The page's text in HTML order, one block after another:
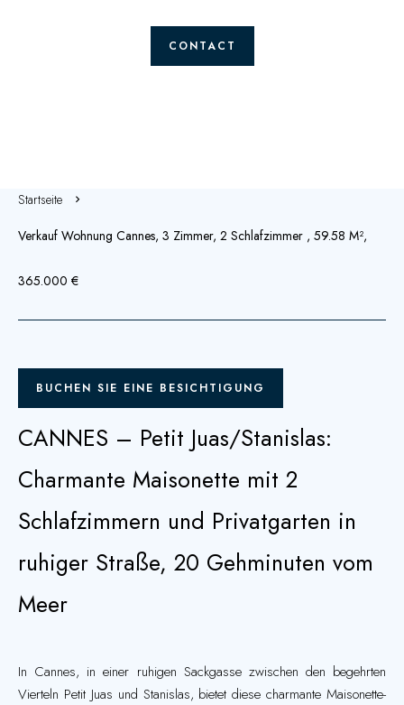
CONTACT
Startseite
Verkauf Wohnung Cannes, 3 Zimmer, 2 Schlafzimmer , 59.58 M²,
365.000 €
BUCHEN SIE EINE BESICHTIGUNG
CANNES – Petit Juas/Stanislas:
Charmante Maisonette mit 2
Schlafzimmern und Privatgarten in
ruhiger Straße, 20 Gehminuten vom
Meer
In Cannes, in einer ruhigen Sackgasse zwischen den begehrten
Vierteln Petit Juas und Stanislas, bietet diese charmante Maisonette-